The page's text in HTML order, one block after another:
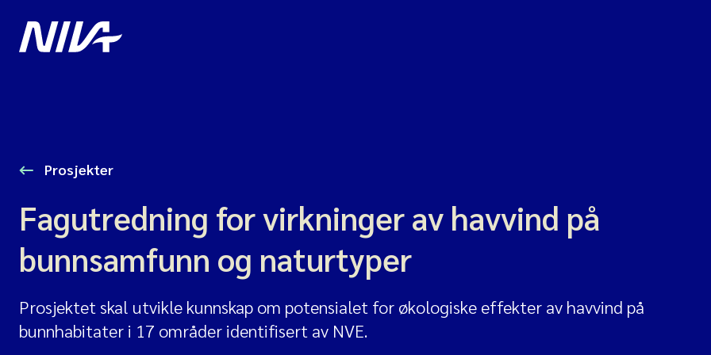
Prosjekter
Fagutredning for virkninger av havvind på
bunnsamfunn og naturtyper
Prosjektet skal utvikle kunnskap om potensialet for økologiske effekter av havvind på
bunnhabitater i 17 områder identifisert av NVE.